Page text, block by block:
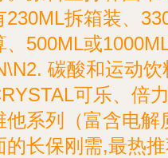
230ML拆箱装、
、500ML或
碳酸和运动饮
可乐、倍
他系列（富含电解
的长保刚需,最热